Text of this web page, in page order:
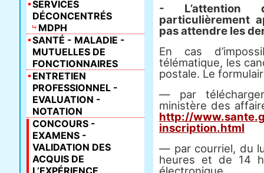
- L’attention
particulièrement
pas attendre les
En cas
télématique, les
postale. Le
― par
ministère des
http://
inscription.html
― par courriel, du
heures et de 14
SERVICES
DÉCONCENTRÉS
MDPH
SANTÉ - MALADIE -
MUTUELLES DE
FONCTIONNAIRES
ENTRETIEN
PROFESSIONNEL -
EVALUATION -
NOTATION
CONCOURS -
EXAMENS -
VALIDATION DES
ACQUIS DE
L’EXPÉRIENCE